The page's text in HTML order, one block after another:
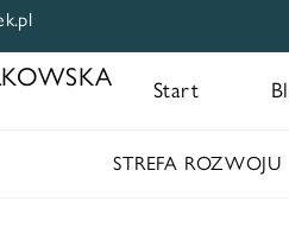
Start
STREFA ROZWOJU